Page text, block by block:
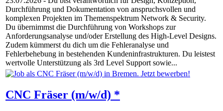
Durchführung und Dokumentation von anspruchsvollen und
komplexen Projekten im Themenspektrum Network & Security.
Du übernimmst die Durchführung von Workshops zur
Anforderungsanalyse und/oder Erstellung des High-Level Designs.
Zudem kümmerst du dich um die Fehleranalyse und
Fehlerbehebung in bestehenden Kundeninfrastrukturen. Du leistest
wertvolle Unterstützung als 3rd Level Support sowie...
CNC Fräser (m/w/d) *